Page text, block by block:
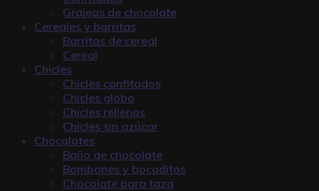
Grajeas de chocolate
Cereales y barritas
Barritas de cereal
Cereal
Chicles
Chicles confitados
Chicles globo
Chicles rellenos
Chicles sin azúcar
Chocolates
Baño de chocolate
Bombones y bocaditos
Chocolate para taza